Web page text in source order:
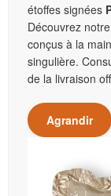
étoffes signées
Découvrez
conçus à la
singulière.
de la livraison
Agrandir